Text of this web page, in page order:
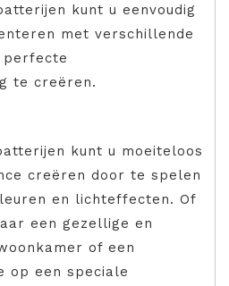
kunt u eenvoudig
met verschillende
perfecte
te creëren.
kunt u moeiteloos
creëren door te spelen
en lichteffecten. Of
een gezellige en
of een
op een speciale